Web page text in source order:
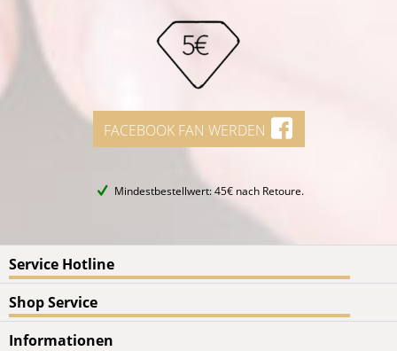
FACEBOOK FAN WERDEN
Mindestbestellwert: 45€ nach Retoure.
Service Hotline
Shop Service
Informationen